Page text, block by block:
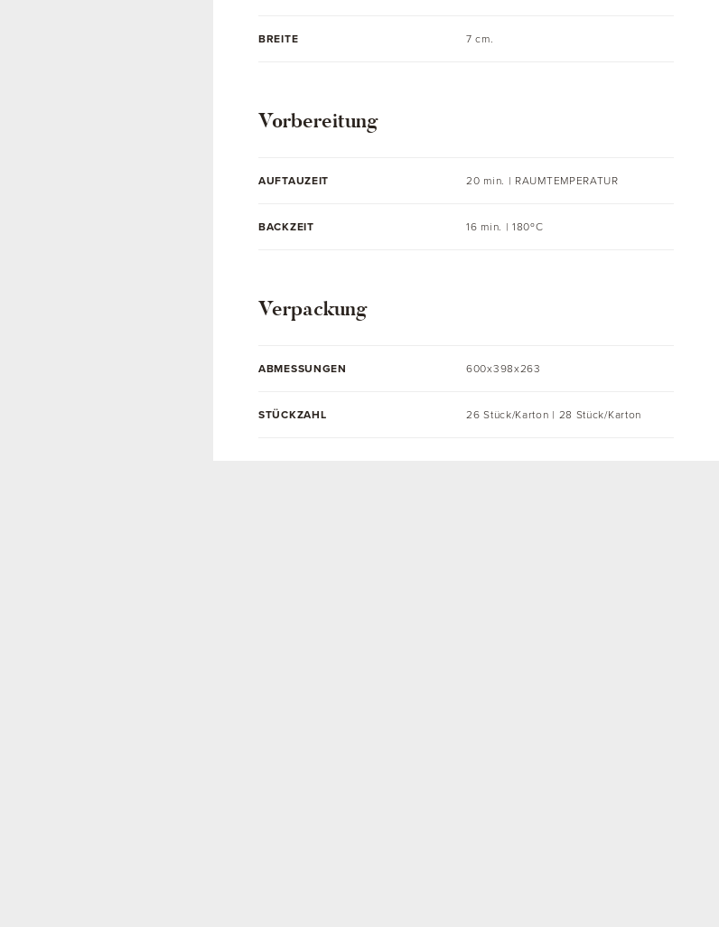
BREITE 7 cm.
Vorbereitung
AUFTAUZEIT 20 min. | RAUMTEMPERATUR
BACKZEIT 16 min. | 180ºC
Verpackung
ABMESSUNGEN 600x398x263
STÜCKZAHL 26 Stück/Karton | 28 Stück/Karton